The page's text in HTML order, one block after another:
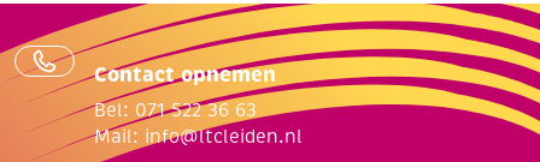
Contact opnemen
Bel: 071 522 36 63
Mail: info@ltcleiden.nl